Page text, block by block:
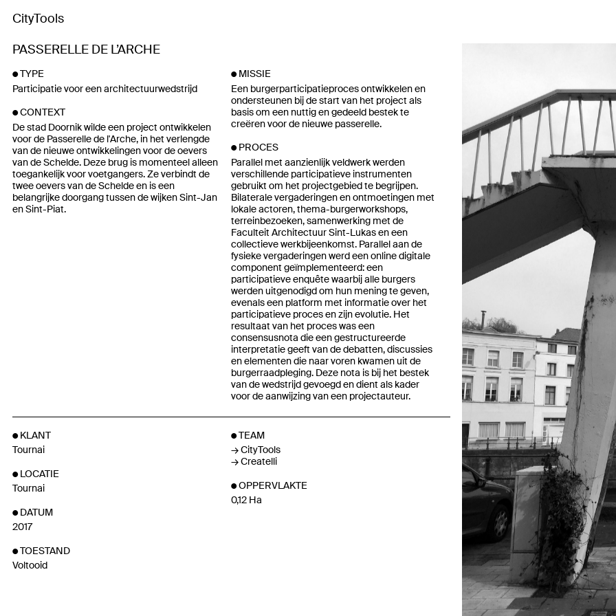
CityTools
PASSERELLE DE L’ARCHE
Previous
TYPE
Participatie voor een architectuurwedstrijd
CONTEXT
De stad Doornik wilde een project ontwikkelen
voor de Passerelle de l'Arche, in het verlengde
van de nieuwe ontwikkelingen voor de oevers
van de Schelde. Deze brug is momenteel alleen
toegankelijk voor voetgangers. Ze verbindt de
twee oevers van de Schelde en is een
belangrijke doorgang tussen de wijken Sint-Jan
en Sint-Piat.
MISSIE
Een burgerparticipatieproces ontwikkelen en
ondersteunen bij de start van het project als
basis om een nuttig en gedeeld bestek te
creëren voor de nieuwe passerelle.
PROCES
Parallel met aanzienlijk veldwerk werden
verschillende participatieve instrumenten
gebruikt om het projectgebied te begrijpen.
Bilaterale vergaderingen en ontmoetingen met
lokale actoren, thema-burgerworkshops,
terreinbezoeken, samenwerking met de
Faculteit Architectuur Sint-Lukas en een
collectieve werkbijeenkomst. Parallel aan de
fysieke vergaderingen werd een online digitale
component geïmplementeerd: een
participatieve enquête waarbij alle burgers
werden uitgenodigd om hun mening te geven,
evenals een platform met informatie over het
participatieve proces en zijn evolutie. Het
resultaat van het proces was een
consensusnota die een gestructureerde
interpretatie geeft van de debatten, discussies
en elementen die naar voren kwamen uit de
burgerraadpleging. Deze nota is bij het bestek
van de wedstrijd gevoegd en dient als kader
voor de aanwijzing van een projectauteur.
KLANT
Tournai
LOCATIE
Tournai
DATUM
2017
TOESTAND
Voltooid
TEAM
CityTools
Createlli
OPPERVLAKTE
0,12 Ha